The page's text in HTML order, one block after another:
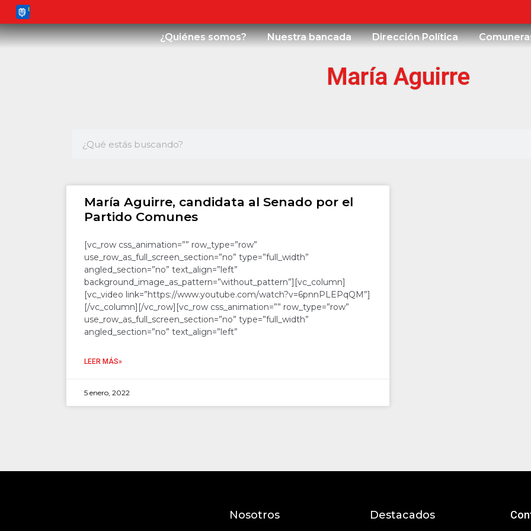
¿Quiénes somos? Nuestra bancada Dirección Política
María Aguirre
María Aguirre, candidata al Senado por el
Partido Comunes
[vc_row css_animation=”” row_type=”row”
use_row_as_full_screen_section=”no” type=”full_width”
angled_section=”no” text_align=”left”
background_image_as_pattern=”without_pattern”][vc_column]
[vc_video link=”https://www.youtube.com/watch?v=6pnnPLEPqQM”]
[/vc_column][/vc_row][vc_row css_animation=”” row_type=”row”
use_row_as_full_screen_section=”no” type=”full_width”
angled_section=”no” text_align=”left”
LEER MÁS»
5 enero, 2022
Nosotros Destacados